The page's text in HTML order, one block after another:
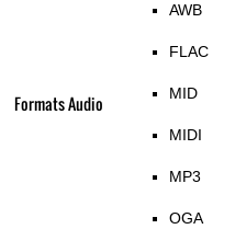
Formats Audio
AWB
FLAC
MID
MIDI
MP3
OGA